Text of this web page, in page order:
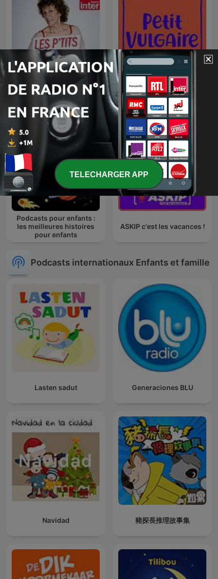
Les p'tits bateaux Petit Vulgaire
Podcasts pour enfants :
les meilleures histoires
pour enfants
ASKIP c'est les vacances !
Podcasts internationaux Enfants et famille
Lasten sadut Generaciones BLU
Navidad 豬探長推理故事集
TELECHARGER APP